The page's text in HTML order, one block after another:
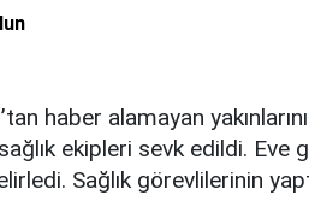
haber alamayan
ekipleri sevk edildi. Eve
Sağlık görevlilerinin